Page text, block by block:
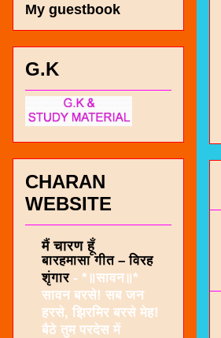
My guestbook
G.K
CHARAN
WEBSITE
मैं चारण हूँ
बारहमासा गीत – विरह
शृंगार - *॥सावन॥*
सावन बरसे! सब जन
हरसे, झिरमिर बरसे मेह!
बैठे तुम परदेस में